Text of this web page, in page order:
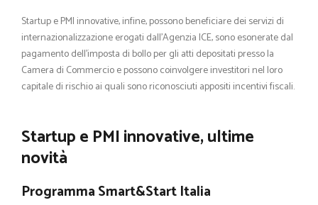
Startup e PMI innovative, infine, possono beneficiare dei servizi di
internazionalizzazione erogati dall’Agenzia ICE, sono esonerate dal
pagamento dell’imposta di bollo per gli atti depositati presso la
Camera di Commercio e possono coinvolgere investitori nel loro
capitale di rischio ai quali sono riconosciuti appositi incentivi fiscali.
Startup e PMI innovative, ultime
novità
Programma Smart&Start Italia